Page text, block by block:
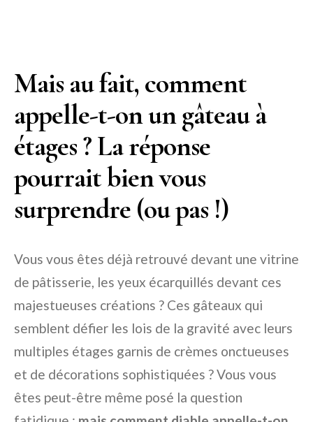
Mais au fait, comment
appelle-t-on un gâteau à
étages ? La réponse
pourrait bien vous
surprendre (ou pas !)
Vous vous êtes déjà retrouvé devant une vitrine
de pâtisserie, les yeux écarquillés devant ces
majestueuses créations ? Ces gâteaux qui
semblent défier les lois de la gravité avec leurs
multiples étages garnis de crèmes onctueuses
et de décorations sophistiquées ? Vous vous
êtes peut-être même posé la question